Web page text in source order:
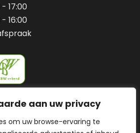
aan uw privacy
om uw browse-ervaring te
17:00
16:00